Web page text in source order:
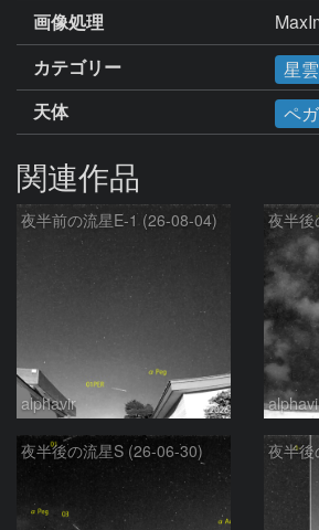
画像処理
カテゴリー
星
天体
ペ
関連作品
夜半前の流星E-1 (26-08-04)
alphavir
夜半
夜半後の流星S (26-06-30) 夜半